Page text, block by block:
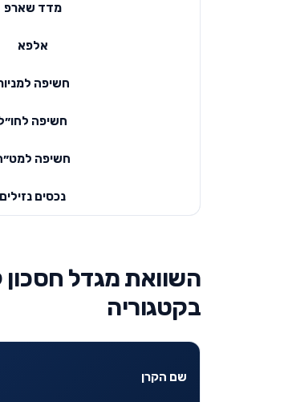
מדד שארפ
אלפא
חשיפה
חשיפה
חשיפה
נכסים נזילים
השוואת מגדל חסכון
בקטגוריה
שם הקרן